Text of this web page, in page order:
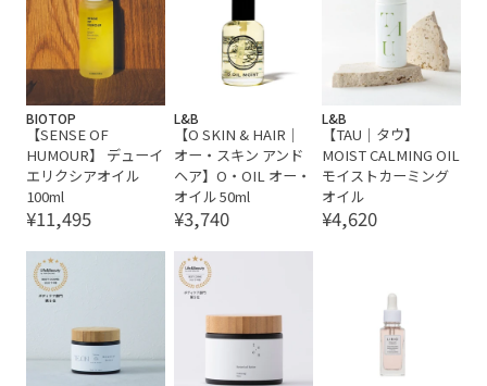
BIOTOP
【SENSE OF
HUMOUR】 デューイ
エリクシアオイル
100ml
¥11,495
L&B
【O SKIN & HAIR｜
オー・スキン アンド
ヘア】O・OIL オー・
オイル 50ml
¥3,740
L&B
【TAU｜タウ】
MOIST CALMING OIL
モイストカーミング
オイル
¥4,620